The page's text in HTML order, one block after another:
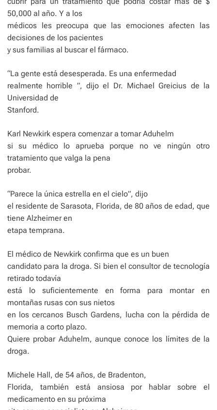
50,000 al año. Y a los
médicos les preocupa que las emociones afecten las
decisiones de los pacientes
y sus familias al buscar el fármaco.
“La gente está desesperada. Es una enfermedad
realmente horrible ”, dijo el Dr. Michael Greicius de la
Universidad de
Stanford.
Karl Newkirk espera comenzar a tomar Aduhelm
si su médico lo aprueba porque no ve ningún otro
tratamiento que valga la pena
probar.
“Parece la única estrella en el cielo”, dijo
el residente de Sarasota, Florida, de 80 años de edad, que
tiene Alzheimer en
etapa temprana.
El médico de Newkirk confirma que es un buen
candidato para la droga. Si bien el consultor de tecnología
retirado todavía
está lo suficientemente en forma para montar en
montañas rusas con sus nietos
en los cercanos Busch Gardens, lucha con la pérdida de
memoria a corto plazo.
Quiere probar Aduhelm, aunque conoce los límites de la
droga.
Michele Hall, de 54 años, de Bradenton,
Florida, también está ansiosa por hablar sobre el
medicamento en su próxima